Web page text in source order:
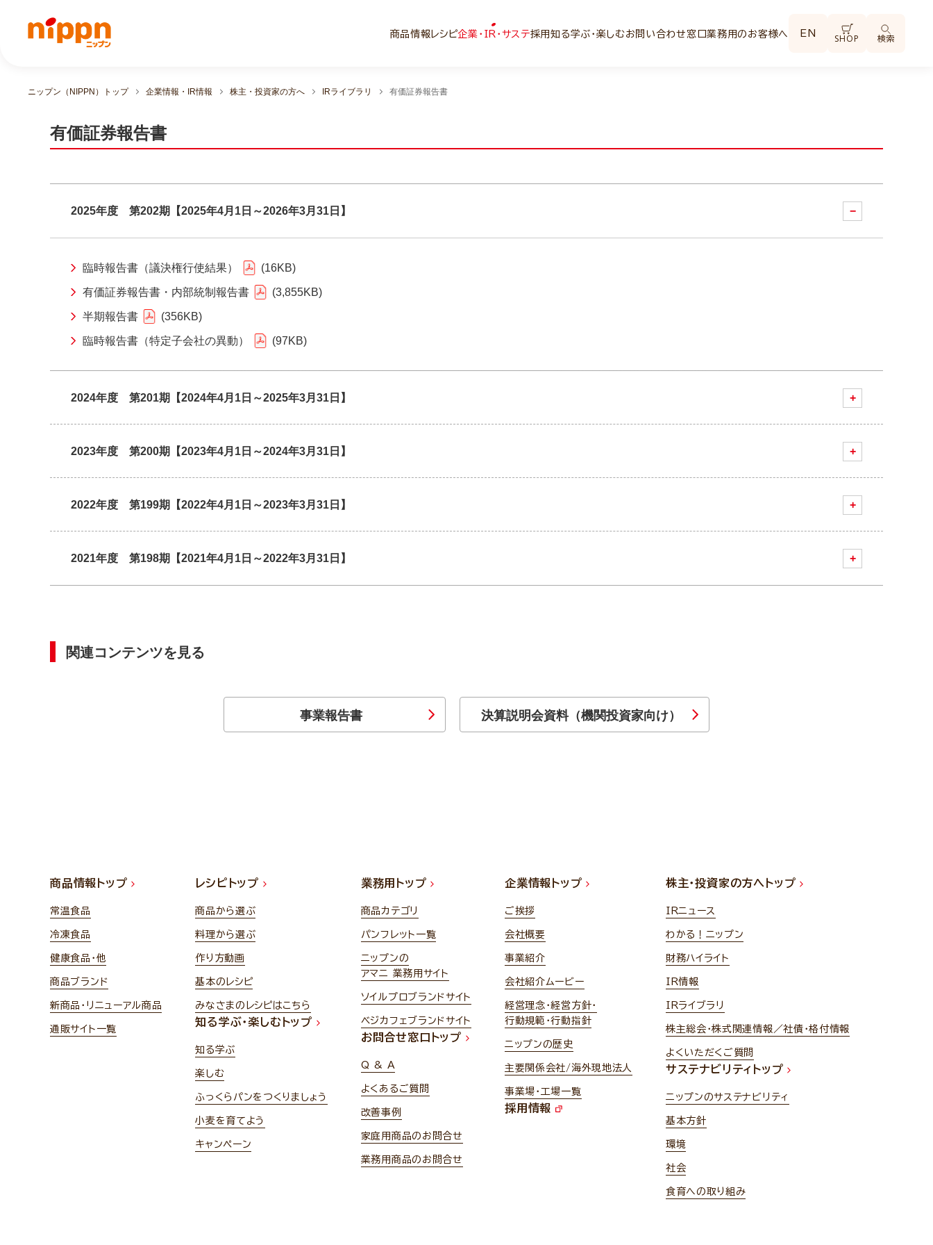
商品情報 レシピ企業・IR・サステ採用知る学ぶ・楽しむお問い合わせ窓口業務用のお客様へ EN SHOP 検索
ニップン（NIPPN）トップ 企業情報・IR情報 株主・投資家の方へ IRライブラリ 有価証券報告書
有価証券報告書
2025年度 第202期【2025年4月1日～2026年3月31日】
臨時報告書（議決権行使結果） 16KB
有価証券報告書・内部統制報告書 3,855KB
半期報告書 356KB
臨時報告書（特定子会社の異動） 97KB
2024年度 第201期【2024年4月1日～2025年3月31日】
2023年度 第200期【2023年4月1日～2024年3月31日】
2022年度 第199期【2022年4月1日～2023年3月31日】
2021年度 第198期【2021年4月1日～2022年3月31日】
関連コンテンツを見る
事業報告書 決算説明会資料（機関投資家向け）
商品情報トップ
常温食品
冷凍食品
健康食品・他
商品ブランド
新商品・リニューアル商品
通販サイト一覧
レシピトップ
商品から選ぶ
料理から選ぶ
作り方動画
基本のレシピ
みなさまのレシピはこちら
知る学ぶ・楽しむトップ
知る学ぶ
楽しむ
ふっくらパンをつくりましょう
小麦を育てよう
キャンペーン
業務用トップ
商品カテゴリ
パンフレット一覧
ニップンの
アマニ 業務用サイト
ソイルプロブランドサイト
ベジカフェブランドサイト
お問合せ窓口トップ
Q & A
よくあるご質問
改善事例
家庭用商品のお問合せ
業務用商品のお問合せ
企業情報トップ
ご挨拶
会社概要
事業紹介
会社紹介ムービー
経営理念・経営方針・
行動規範・行動指針
ニップンの歴史
主要関係会社/海外現地法人
事業場・工場一覧
採用情報
株主・投資家の方へトップ
IRニュース
わかる！ニップン
財務ハイライト
IR情報
IRライブラリ
株主総会・株式関連情報／社債・格付情報
よくいただくご質問
サステナビリティトップ
ニップンのサステナビリティ
基本方針
環境
社会
食育への取り組み